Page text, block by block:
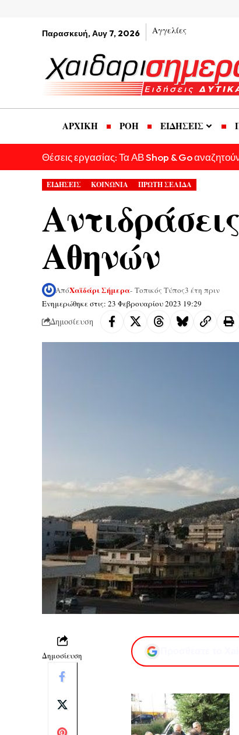
Παρασκευή, Αυγ 7, 2026 Αγγελίες
ΑΡΧΙΚΗ ΡΟΗ ΕΙΔΗΣΕΙΣ
Θέσεις εργασίας: Τα ΑΒ Shop & Go
ΕΙΔΗΣΕΙΣ ΚΟΙΝΩΝΙΑ ΠΡΩΤΗ ΣΕΛΙΔΑ
Αθηνών
Ενημερώθηκε στις: 23 Φεβρουαρίου 2023 19:29
ΑπόΧαϊδάρι Σήμερα- Τοπικός Τύπος3 έτη πριν
Δημοσίευση
Δημοσίευση